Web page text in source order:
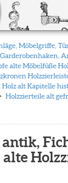
Möbelgriffe,
alte Möbelfüße
alt Kapitelle
Holzzierteile alt
alte